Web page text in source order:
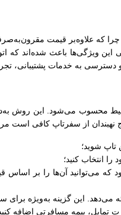
که علاوه‌بر قیمت
این ویژگی‌ها باعث شده‌اند
محسوب می‌شود. این روش
نهبندان از سفرتاپ کافی است
تاپ شوید؛
انتخاب کنید؛
می‌دهد. این گزینه به‌ویژه برای
بیمه مسافرتی اضافه